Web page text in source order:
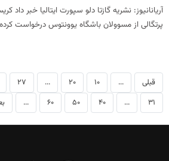
آریانانیوز: نشریه گازتا دلو سپورت ایتالیا خبر داد
پرتگالی از مسوولان باشگاه یوونتوس درخواست
قبلی ...
10
20
...
27
31
...
40
50
60
...